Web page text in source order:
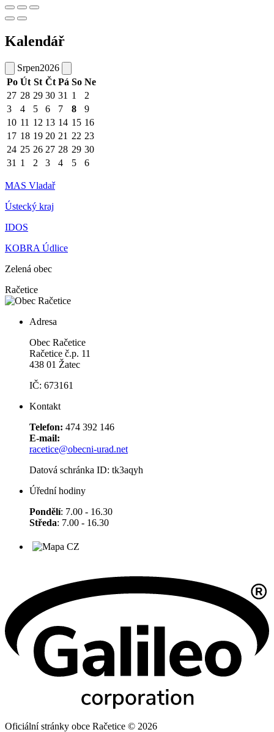
Kalendář
Srpen2026
Po Út St Čt Pá So Ne
27 28 29 30 31 1
2
3
4 5 6 7 8
9
10 11 12 13 14 15 16
17 18 19 20 21 22 23
24 25 26 27 28 29 30
31 1 2 3 4 5 6
MAS Vladař
Ústecký kraj
IDOS
KOBRA Údlice
Zelená obec
Račetice
Adresa
Obec Račetice
Račetice č.p. 11
438 01 Žatec
IČ: 673161
Kontakt
Telefon: 474 392 146
E-mail:
racetice@obecni-urad.net
Datová schránka ID: tk3aqyh
Úřední hodiny
Pondělí: 7.00 - 16.30
Středa: 7.00 - 16.30
Oficiální stránky obce Račetice © 2026